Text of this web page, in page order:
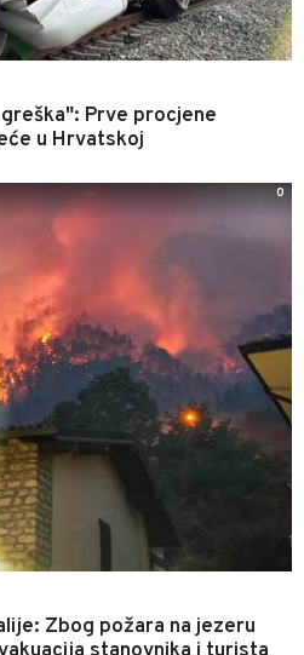
Prve procjene
u Hrvatskoj
Zbog požara na jezeru
0